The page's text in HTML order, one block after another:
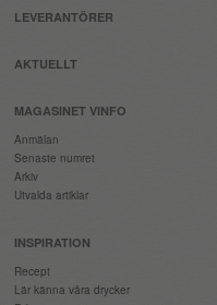
LEVERANTÖRER
AKTUELLT
MAGASINET VINFO
Anmälan
Senaste numret
Arkiv
Utvalda artiklar
INSPIRATION
Recept
Lär känna våra drycker